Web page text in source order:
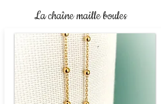
La chaîne maille boules